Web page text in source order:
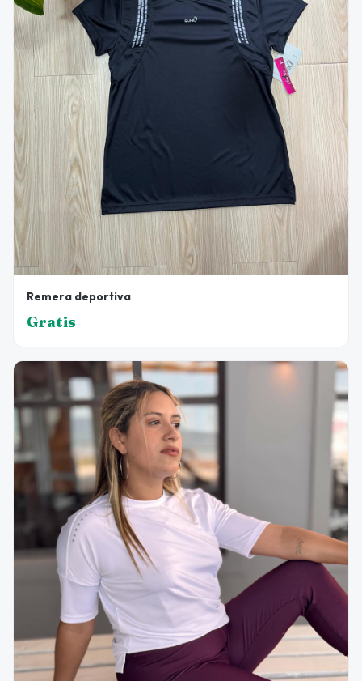
Remera deportiva
Gratis